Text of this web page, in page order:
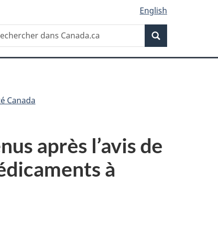
English
Canada
après l’avis de
à